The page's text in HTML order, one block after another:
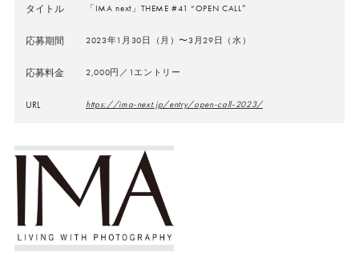
タイトル 「IMA next」THEME #41 “OPEN CALL”
応募期間 2023年1月30日（月）〜3月29日（水）
応募料金 2,000円／1エントリー
URL https://ima-next.jp/entry/open-call-2023/